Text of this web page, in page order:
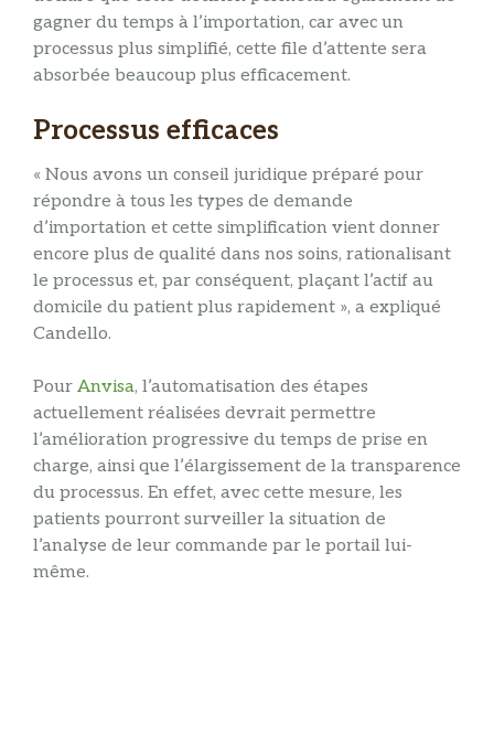
gagner du temps à l’importation, car avec un
processus plus simplifié, cette file d’attente sera
absorbée beaucoup plus efficacement.
Processus efficaces
« Nous avons un conseil juridique préparé pour
répondre à tous les types de demande
d’importation et cette simplification vient donner
encore plus de qualité dans nos soins, rationalisant
le processus et, par conséquent, plaçant l’actif au
domicile du patient plus rapidement », a expliqué
Candello.
Pour Anvisa, l’automatisation des étapes
actuellement réalisées devrait permettre
l’amélioration progressive du temps de prise en
charge, ainsi que l’élargissement de la transparence
du processus. En effet, avec cette mesure, les
patients pourront surveiller la situation de
l’analyse de leur commande par le portail lui-
même.